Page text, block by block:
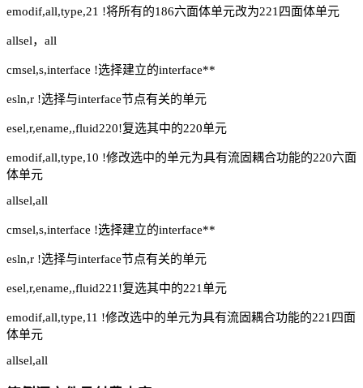
emodif,all,type,21 !将所有的186六面体单元改为221四面体单元
allsel，all
cmsel,s,interface !选择建立的interface**
esln,r !选择与interface节点有关的单元
esel,r,ename,,fluid220!复选其中的220单元
emodif,all,type,10 !修改选中的单元为具有流固耦合功能的220六面
体单元
allsel,all
cmsel,s,interface !选择建立的interface**
esln,r !选择与interface节点有关的单元
esel,r,ename,,fluid221!复选其中的221单元
emodif,all,type,11 !修改选中的单元为具有流固耦合功能的221四面
体单元
allsel,all